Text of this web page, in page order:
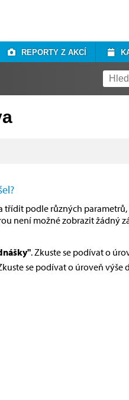
REPORTY Z AKCÍ
podle různých
není možné zobrazit žádný
. Zkuste se podívat o
se podívat o úroveň výše